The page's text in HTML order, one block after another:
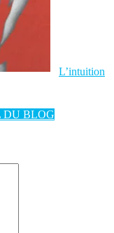
L’intuition
DU BLOG